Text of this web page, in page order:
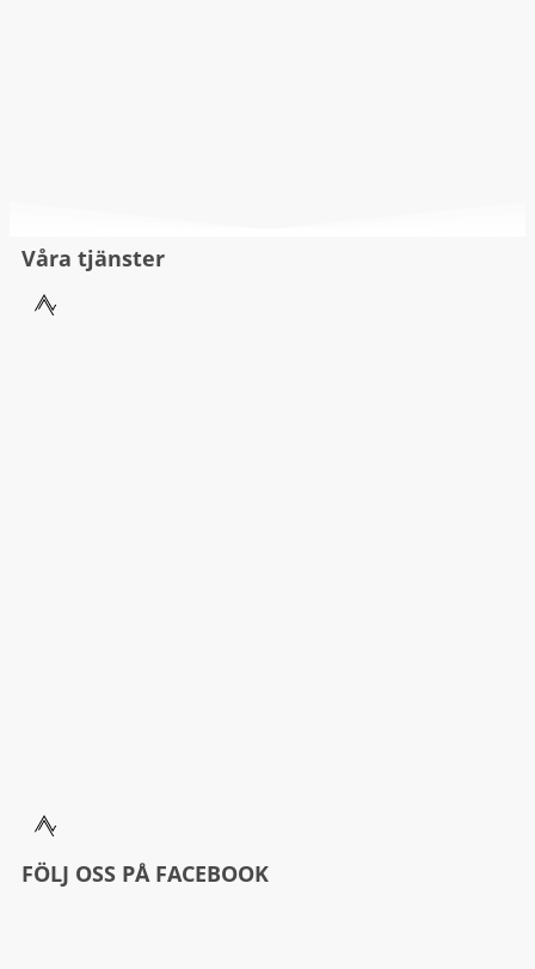
Våra tjänster
FÖLJ OSS PÅ FACEBOOK